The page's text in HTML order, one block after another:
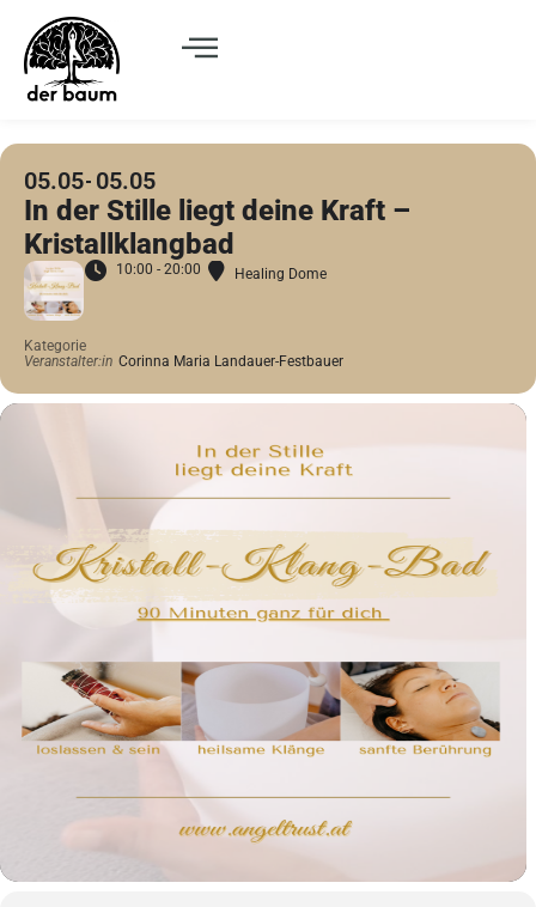
05.05 05.05
In der Stille liegt deine Kraft –
Kristallklangbad
10:00 - 20:00 Healing Dome
Kategorie
Veranstalter:in Corinna Maria Landauer-Festbauer